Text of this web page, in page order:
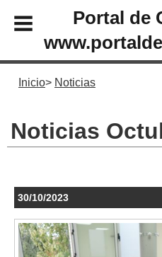
Portal de
Inicio Noticias
Noticias
30/10/2023